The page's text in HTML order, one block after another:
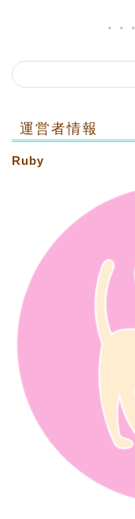
運営者情報
Ruby